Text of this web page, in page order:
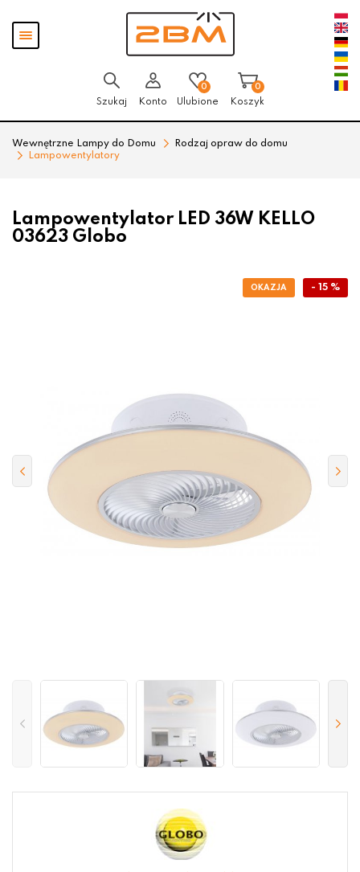
Pokaż
menu
Szukaj Konto
0
Ulubione
0
Koszyk
Wewnętrzne Lampy do Domu
Rodzaj opraw do domu
Lampowentylatory
Lampowentylator LED 36W KELLO
03623 Globo
- 15 %